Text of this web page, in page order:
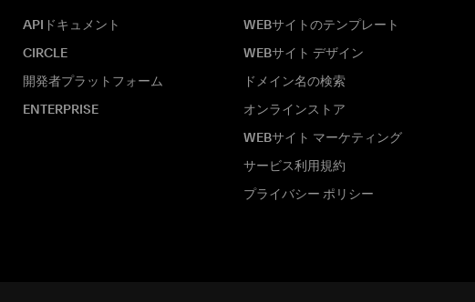
APIドキュメント
CIRCLE
開発者プラットフォーム
ENTERPRISE
WEBサイトのテンプレート
WEBサイト デザイン
ドメイン名の検索
オンラインストア
WEBサイト マーケティング
サービス利用規約
プライバシー ポリシー